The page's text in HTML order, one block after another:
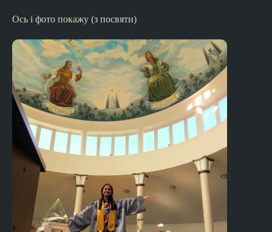
Ось і фото покажу (з посвяти)